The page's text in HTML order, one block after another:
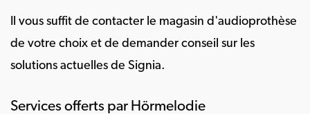
Il vous suffit de contacter le magasin d'audioprothèse
de votre choix et de demander conseil sur les
solutions actuelles de Signia.
Services offerts par Hörmelodie